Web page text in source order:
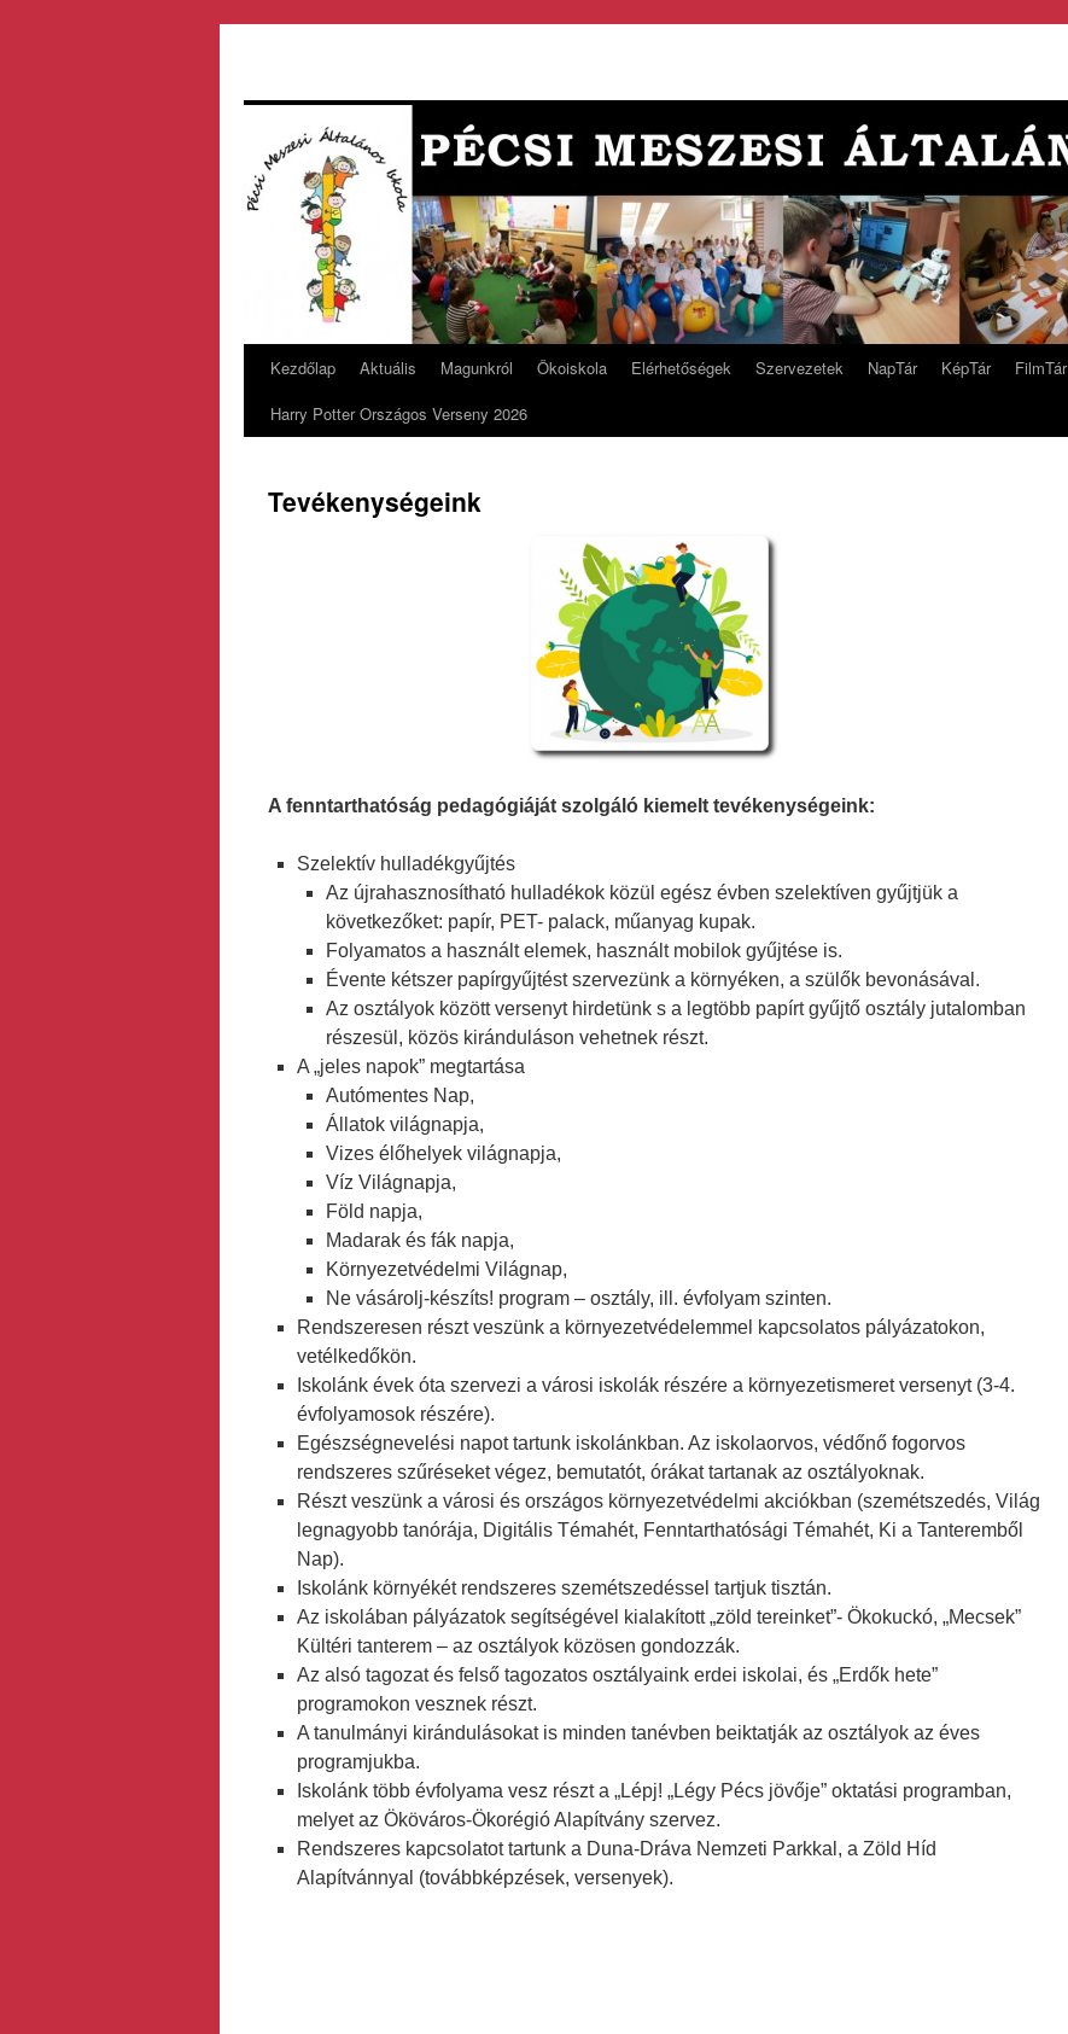
Kezdőlap Aktuális Magunkról Ökoiskola Elérhetőségek Szervezetek NapTár KépTár FilmTár
Harry Potter Országos Verseny 2026
Tevékenységeink
A fenntarthatóság pedagógiáját szolgáló kiemelt tevékenységeink:
Szelektív hulladékgyűjtés
Az újrahasznosítható hulladékok közül egész évben szelektíven gyűjtjük a
következőket: papír, PET- palack, műanyag kupak.
Folyamatos a használt elemek, használt mobilok gyűjtése is.
Évente kétszer papírgyűjtést szervezünk a környéken, a szülők bevonásával.
Az osztályok között versenyt hirdetünk s a legtöbb papírt gyűjtő osztály jutalomban
részesül, közös kiránduláson vehetnek részt.
A „jeles napok” megtartása
Autómentes Nap,
Állatok világnapja,
Vizes élőhelyek világnapja,
Víz Világnapja,
Föld napja,
Madarak és fák napja,
Környezetvédelmi Világnap,
Ne vásárolj-készíts! program – osztály, ill. évfolyam szinten.
Rendszeresen részt veszünk a környezetvédelemmel kapcsolatos pályázatokon,
vetélkedőkön.
Iskolánk évek óta szervezi a városi iskolák részére a környezetismeret versenyt (3-4.
évfolyamosok részére).
Egészségnevelési napot tartunk iskolánkban. Az iskolaorvos, védőnő fogorvos
rendszeres szűréseket végez, bemutatót, órákat tartanak az osztályoknak.
Részt veszünk a városi és országos környezetvédelmi akciókban (szemétszedés, Világ
legnagyobb tanórája, Digitális Témahét, Fenntarthatósági Témahét, Ki a Tanteremből
Nap).
Iskolánk környékét rendszeres szemétszedéssel tartjuk tisztán.
Az iskolában pályázatok segítségével kialakított „zöld tereinket”- Ökokuckó, „Mecsek”
Kültéri tanterem – az osztályok közösen gondozzák.
Az alsó tagozat és felső tagozatos osztályaink erdei iskolai, és „Erdők hete”
programokon vesznek részt.
A tanulmányi kirándulásokat is minden tanévben beiktatják az osztályok az éves
programjukba.
Iskolánk több évfolyama vesz részt a „Lépj! „Légy Pécs jövője” oktatási programban,
melyet az Ököváros-Ökorégió Alapítvány szervez.
Rendszeres kapcsolatot tartunk a Duna-Dráva Nemzeti Parkkal, a Zöld Híd
Alapítvánnyal (továbbképzések, versenyek).